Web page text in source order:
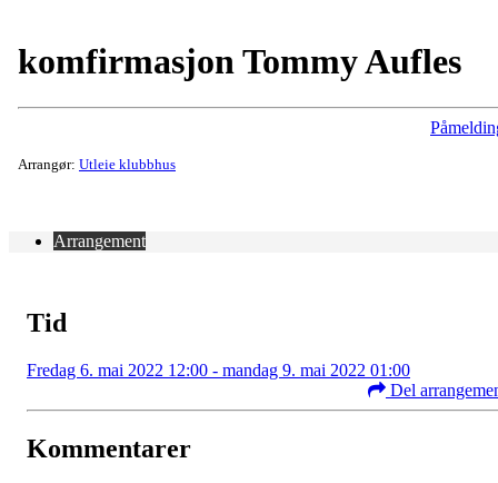
komfirmasjon Tommy Aufles
Arrangør: Utleie klubbhus
Arrangement
Tid
Fredag 6. mai 2022 12:00 - mandag 9. mai 2022 01:00
Del
Kommentarer